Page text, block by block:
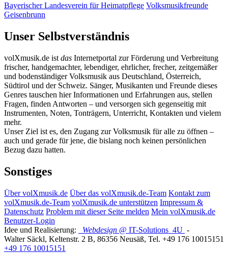
Bayerischer Landesverein für Heimatpflege Volksmusikfreunde
Geisenbrunn
Unser Selbstverständnis
volXmusik.de ist das Internetportal zur Förderung und Verbreitung
frischer, handgemachter, lebendiger, ehrlicher, frecher, zeitgemäßer
und bodenständiger Volksmusik aus Deutschland, Österreich,
Südtirol und der Schweiz. Sänger, Musikanten und Freunde dieses
Genres tauschen hier Informationen und Erfahrungen aus, stellen
Fragen, finden Antworten – und versorgen sich gegenseitig mit
Instrumenten, Noten, Tonträgern, Unterricht, Kontakten und vielem
mehr.
Unser Ziel ist es, den Zugang zur Volksmusik für alle zu öffnen –
auch und gerade für jene, die bislang noch keinen persönlichen
Bezug dazu hatten.
Sonstiges
Über volXmusik.de Über das volXmusik.de-Team Kontakt zum
volXmusik.de-Team volXmusik.de unterstützen Impressum &
Datenschutz Problem mit dieser Seite melden Mein volXmusik.de
Benutzer-Login
Idee und Realisierung:
Webdesign @ IT-Solutions 4U -
Walter Säckl, Keltenstr. 2 B, 86356 Neusäß, Tel. +49 176 10015151
+49 176 10015151